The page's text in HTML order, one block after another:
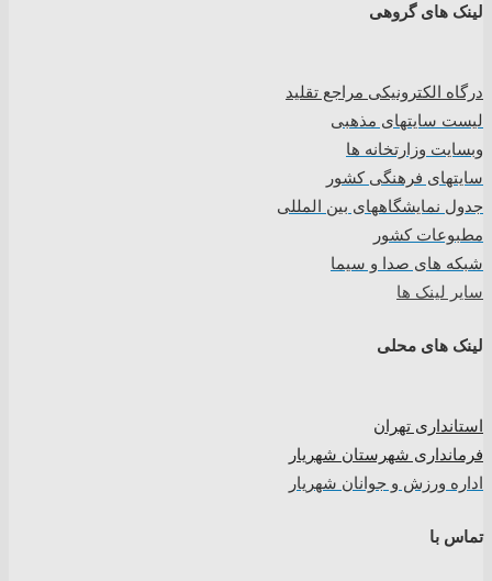
لینک های گروهی
درگاه الکترونیکی مراجع تقلید
لیست سایتهای مذهبی
وبسایت وزارتخانه ها
سایتهای فرهنگی کشور
جدول نمایشگاههای بین المللی
مطبوعات کشور
شبکه های صدا و سیما
سایر لینک ها
لینک های محلی
استانداری تهران
فرمانداری شهرستان شهریار
اداره ورزش و جوانان شهریار
تماس با